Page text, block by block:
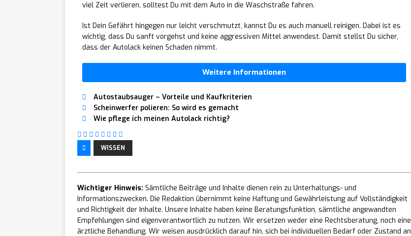
viel Zeit verlieren, solltest Du mit dem Auto in die Waschstraße fahren.
Ist Dein Gefährt hingegen nur leicht verschmutzt, kannst Du es auch manuell reinigen. Dabei ist es
wichtig, dass Du sanft vorgehst und keine aggressiven Mittel anwendest. Damit stellst Du sicher,
dass der Autolack keinen Schaden nimmt.
Weitere Informationen
Autostaubsauger – Vorteile und Kaufkriterien
Scheinwerfer polieren: So wird es gemacht
Wie pflege ich meinen Autolack richtig?
WISSEN
Wichtiger Hinweis: Sämtliche Beiträge und Inhalte dienen rein zu Unterhaltungs- und
Informationszwecken. Die Redaktion übernimmt keine Haftung und Gewährleistung auf Vollständigkeit
und Richtigkeit der Inhalte. Unsere Inhalte haben keine Beratungsfunktion, sämtliche angewandten
Empfehlungen sind eigenverantwortlich zu nutzen. Wir ersetzen weder eine Rechtsberatung, noch eine
ärztliche Behandlung. Wir weisen ausdrücklich darauf hin, sich bei individuellen Bedarf oder Zustand an